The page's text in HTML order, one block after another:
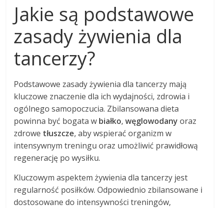
Jakie są podstawowe
zasady żywienia dla
tancerzy?
Podstawowe zasady żywienia dla tancerzy mają
kluczowe znaczenie dla ich wydajności, zdrowia i
ogólnego samopoczucia. Zbilansowana dieta
powinna być bogata w białko,węglowodany oraz
zdrowe tłuszcze, aby wspierać organizm w
intensywnym treningu oraz umożliwić prawidłową
regenerację po wysiłku.
Kluczowym aspektem żywienia dla tancerzy jest
regularność posiłków. Odpowiednio zbilansowane i
dostosowane do intensywności treningów,